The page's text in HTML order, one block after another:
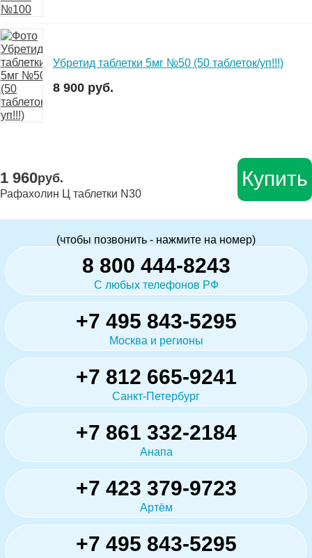
Убретид таблетки 5мг №50 (50 таблеток/уп!!!)
8 900 руб.
1 960руб.
Рафахолин Ц таблетки N30
Купить
(чтобы позвонить - нажмите на номер)
8 800 444-8243
С любых телефонов РФ
+7 495 843-5295
Москва и регионы
+7 812 665-9241
Санкт-Петербург
+7 861 332-2184
Анапа
+7 423 379-9723
Артём
+7 495 843-5295